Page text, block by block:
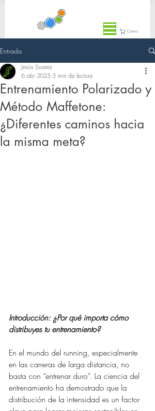
Carrito
Entrada
Entrenamiento Polarizado y
Método Maffetone:
¿Diferentes caminos hacia
la misma meta?
Jesús Suarez
6 abr 2025 3 min de lectura
Introducción: ¿Por qué importa cómo
distribuyes tu entrenamiento?
En el mundo del running, especialmente
en las carreras de larga distancia, no
basta con “entrenar duro”. La ciencia del
entrenamiento ha demostrado que la
distribución de la intensidad es un factor